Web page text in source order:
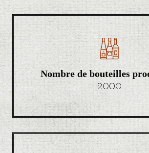
Nombre de bouteilles
2000